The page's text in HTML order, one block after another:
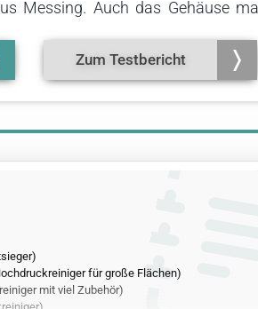
Messing. Auch das Gehäuse
Zum Testbericht
für große Flächen)
mit viel Zubehör)